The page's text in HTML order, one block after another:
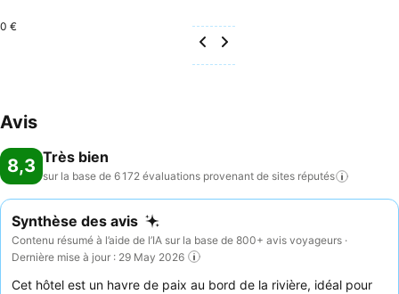
0 €
Avis
8,3 Très bien
sur la base de 6 172 évaluations provenant de sites réputés
Synthèse des avis
Contenu résumé à l’aide de l’IA sur la base de 800+ avis voyageurs ·
Dernière mise à jour : 29 May 2026
Cet hôtel est un havre de paix au bord de la rivière, idéal pour